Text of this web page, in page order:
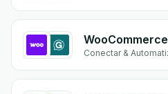
Conectar &